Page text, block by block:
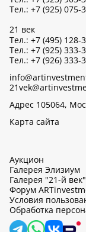
Тел.: +7 (925) 075-
21 век
Тел.: +7 (495) 128-
Тел.: +7 (925) 333-
Тел.: +7 (926) 333-
Адрес 105064,
Карта сайта
Аукцион
Галерея Элизиум
Галерея "21-й век"
Форум
Условия
Обработка